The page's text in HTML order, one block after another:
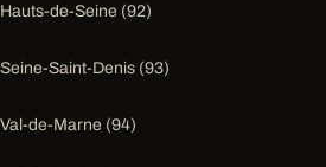
Hauts-de-Seine (92)
Seine-Saint-Denis (93)
Val-de-Marne (94)